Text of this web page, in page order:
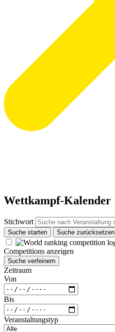
Wettkampf-Kalender
Stichwort
Suche starten Suche zurücksetzen
Competitions anzeigen
Suche verfeinern
Zeitraum
Von
Bis
Veranstaltungstyp